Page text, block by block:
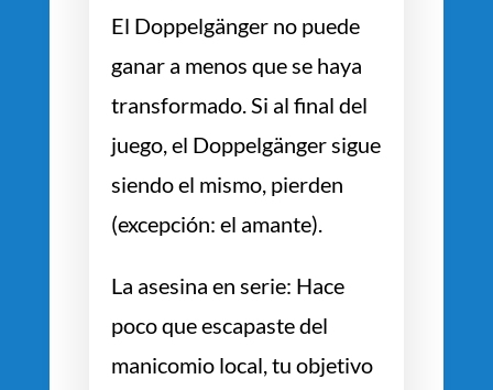
El Doppelgänger no puede
ganar a menos que se haya
transformado. Si al final del
juego, el Doppelgänger sigue
siendo el mismo, pierden
(excepción: el amante).
La asesina en serie: Hace
poco que escapaste del
manicomio local, tu objetivo